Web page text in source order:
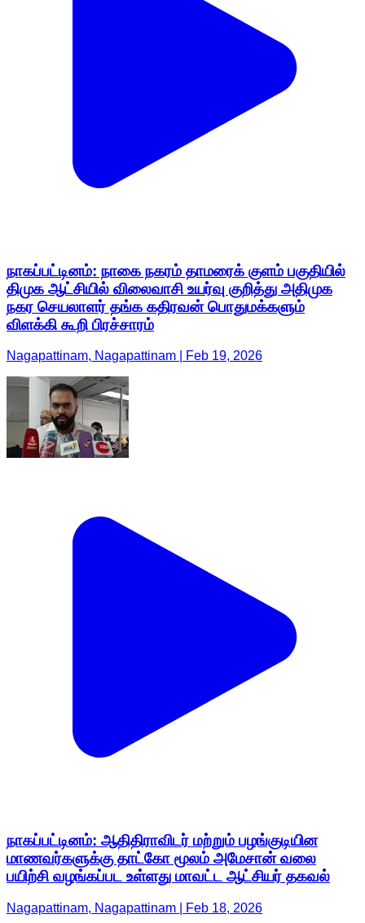
நாகப்பட்டினம்: நாகை நகரம் தாமரைக் குளம் பகுதியில்
திமுக ஆட்சியில் விலைவாசி உயர்வு குறித்து அதிமுக
நகர செயலாளர் தங்க கதிரவன் பொதுமக்களும்
விளக்கி கூறி பிரச்சாரம்
Nagapattinam, Nagapattinam | Feb 19, 2026
நாகப்பட்டினம்: ஆதிதிராவிடர் மற்றும் பழங்குடியின
மாணவர்களுக்கு தாட்கோ மூலம் அமேசான் வலை
பயிற்சி வழங்கப்பட உள்ளது மாவட்ட ஆட்சியர் தகவல்
Nagapattinam, Nagapattinam | Feb 18, 2026